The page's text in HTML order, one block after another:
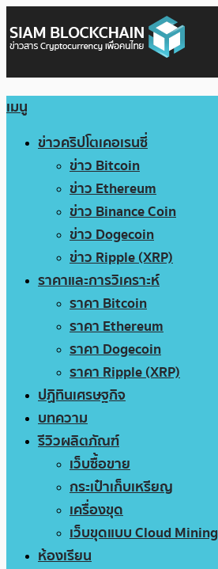
เมนู
ข่าวคริปโตเคอเรนซี่
ข่าว Bitcoin
ข่าว Ethereum
ข่าว Binance Coin
ข่าว Dogecoin
ข่าว Ripple (XRP)
ราคาและการวิเคราะห์
ราคา Bitcoin
ราคา Ethereum
ราคา Dogecoin
ราคา Ripple (XRP)
ปฏิทินเศรษฐกิจ
บทความ
รีวิวผลิตภัณฑ์
เว็บซื้อขาย
กระเป๋าเก็บเหรียญ
เครื่องขุด
เว็บขุดแบบ Cloud Mining
ห้องเรียน